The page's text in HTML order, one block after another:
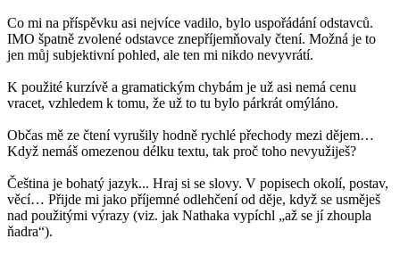
Co mi na příspěvku asi nejvíce vadilo, bylo uspořádání odstavců.
IMO špatně zvolené odstavce znepříjemňovaly čtení. Možná je to
jen můj subjektivní pohled, ale ten mi nikdo nevyvrátí.
K použité kurzívě a gramatickým chybám je už asi nemá cenu
vracet, vzhledem k tomu, že už to tu bylo párkrát omýláno.
Občas mě ze čtení vyrušily hodně rychlé přechody mezi dějem…
Když nemáš omezenou délku textu, tak proč toho nevyužiješ?
Čeština je bohatý jazyk... Hraj si se slovy. V popisech okolí, postav,
věcí… Přijde mi jako příjemné odlehčení od děje, když se usměješ
nad použitými výrazy (viz. jak Nathaka vypíchl „až se jí zhoupla
ňadra“).